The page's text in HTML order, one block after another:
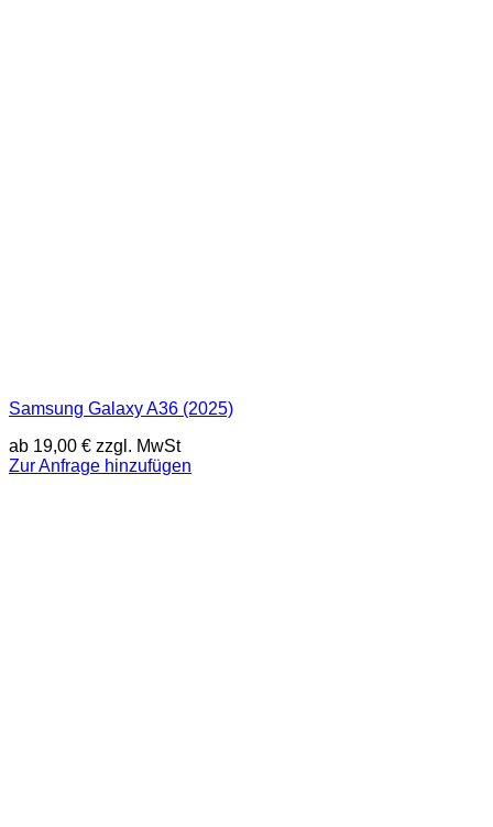
Samsung Galaxy A36 (2025)
ab 19,00 € zzgl. MwSt
Zur Anfrage hinzufügen